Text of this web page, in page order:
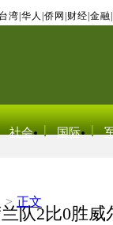
台湾 华人 侨网 财经 金融
社会 国际
> 正文
队2比0胜威